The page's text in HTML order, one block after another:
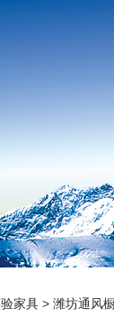
家具 > 潍坊通风